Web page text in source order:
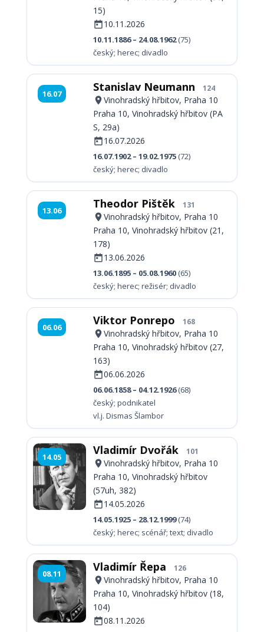
15)
10.11.2026
10.11.1886 – 24.08.1962(75)
český; herec; divadlo
16.07 Stanislav Neumann 124
Vinohradský hřbitov, Praha 10
Praha 10, Vinohradský hřbitov (PA
S, 29a)
16.07.2026
16.07.1902 – 19.02.1975 (72)
český; herec; divadlo
13.06 Theodor Pištěk 131
Vinohradský hřbitov, Praha 10
Praha 10, Vinohradský hřbitov (21,
178)
13.06.2026
13.06.1895 – 05.08.1960 (65)
český; herec; režisér; divadlo
06.06 Viktor Ponrepo 168
Vinohradský hřbitov, Praha 10
Praha 10, Vinohradský hřbitov (27,
163)
06.06.2026
06.06.1858 – 04.12.1926(68)
český; podnikatel
vl.j. Dismas Šlambor
14.05 Vladimír Dvořák 101
Vinohradský hřbitov, Praha 10
Praha 10, Vinohradský hřbitov
(57uh, 382)
14.05.2026
14.05.1925 – 28.12.1999(74)
český; herec; scénář; text; divadlo
08.11 Vladimír Řepa 126
Vinohradský hřbitov, Praha 10
Praha 10, Vinohradský hřbitov (18,
104)
08.11.2026